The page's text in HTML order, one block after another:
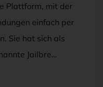
Plattform, mit der
einfach per
Sie hat sich als
Jailbre…